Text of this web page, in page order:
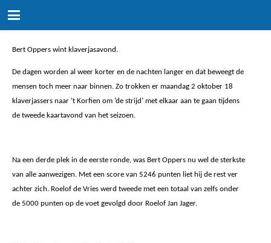
Bert Oppers wint klaverjasavond.
De dagen worden al weer korter en de nachten langer en dat beweegt de
mensen toch meer naar binnen. Zo trokken er maandag 2 oktober 18
klaverjassers naar ’t Korfien om ‘de strijd’ met elkaar aan te gaan tijdens
de tweede kaartavond van het seizoen.
Na een derde plek in de eerste ronde, was Bert Oppers nu wel de sterkste
van alle aanwezigen. Met een score van 5246 punten liet hij de rest ver
achter zich. Roelof de Vries werd tweede met een totaal van zelfs onder
de 5000 punten op de voet gevolgd door Roelof Jan Jager.